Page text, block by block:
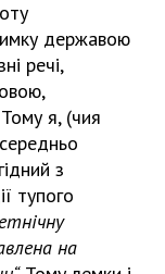
державою
речі,
я, (чия
з
тупого
на